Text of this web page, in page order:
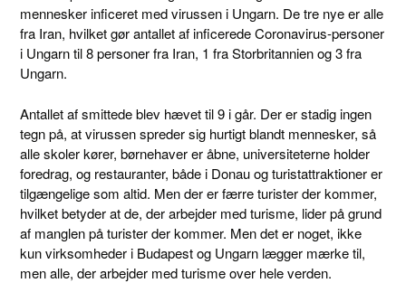
mennesker inficeret med virussen i Ungarn. De tre nye er alle
fra Iran, hvilket gør antallet af inficerede Coronavirus-personer
i Ungarn til 8 personer fra Iran, 1 fra Storbritannien og 3 fra
Ungarn.
Antallet af smittede blev hævet til 9 i går. Der er stadig ingen
tegn på, at virussen spreder sig hurtigt blandt mennesker, så
alle skoler kører, børnehaver er åbne, universiteterne holder
foredrag, og restauranter, både i Donau og turistattraktioner er
tilgængelige som altid. Men der er færre turister der kommer,
hvilket betyder at de, der arbejder med turisme, lider på grund
af manglen på turister der kommer. Men det er noget, ikke
kun virksomheder i Budapest og Ungarn lægger mærke til,
men alle, der arbejder med turisme over hele verden.